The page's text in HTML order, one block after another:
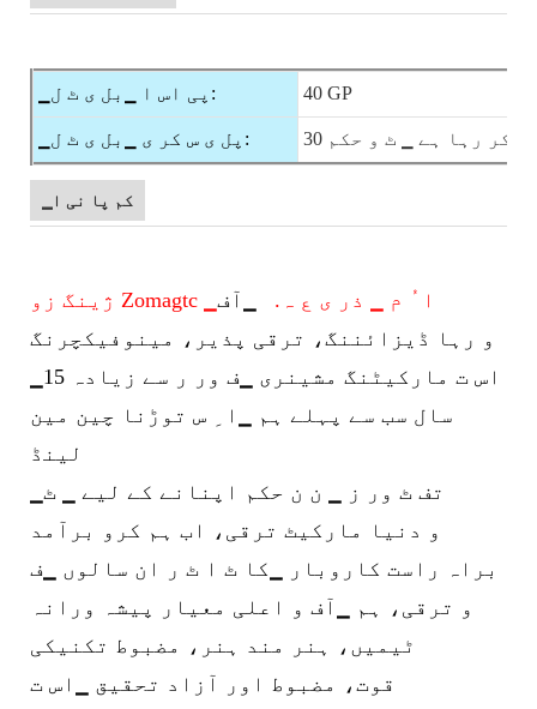
▁پی اس ا ▁بل ی ٹ ل: 40 GP
▁پل ی س کر ی ▁بل ی ٹ ل: کر رہا ہے ▁ ٹ و حکم
▁کم پا نی ا
ژینگ زو Zomagtc ▁ا ُ م ▁ ذر ی ع ہ.
▁آف
و رہا ڈیزائننگ، ترقی پذیر، مینوفیکچرنگ
▁اس ت
مارکیٹنگ مشینری ▁ف ور ر سے زیادہ 15
سال سب سے پہلے ہم ▁ا ِ س توڑنا چین مین
لینڈ
و دنیا مارکیٹ ترقی، اب ہم کرو برآمد
براہ راست کاروبار ▁کا ٹ ا ٹ ر ان سالوں ▁ف
و ترقی، ہم ▁آف و اعلی معیار پیشہ ورانہ
ٹیمیں، ہنر مند ہنر، مضبوط تکنیکی
قوت، مضبوط اور آزاد تحقیق ▁اس ت